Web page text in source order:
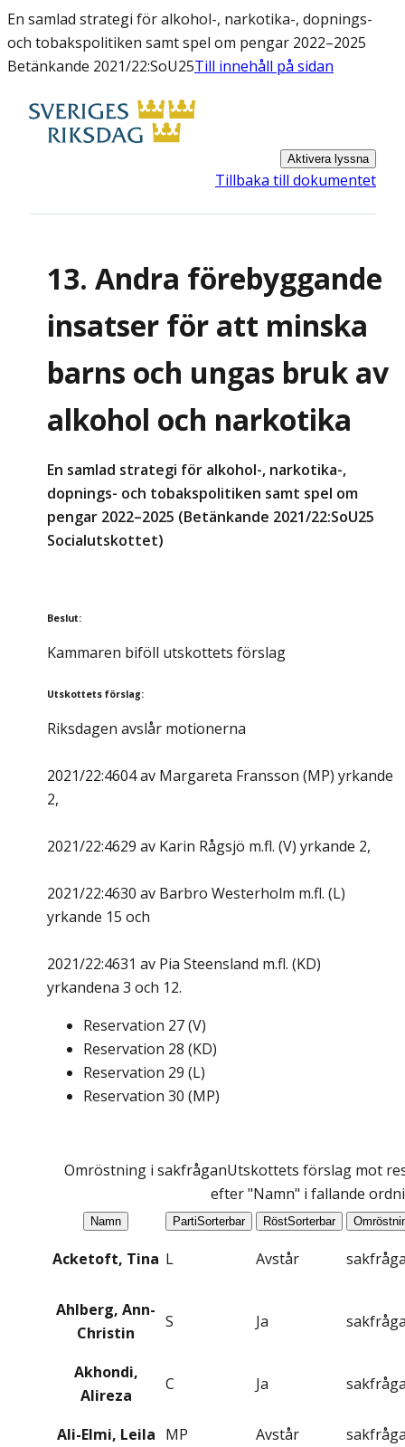
En samlad strategi för alkohol-, narkotika-, dopnings-
och tobakspolitiken samt spel om pengar 2022–2025
Betänkande 2021/22:SoU25Till innehåll på sidan
Aktivera lyssna
Tillbaka till dokumentet
13. Andra förebyggande
insatser för att minska
barns och ungas bruk av
alkohol och narkotika
En samlad strategi för alkohol-, narkotika-,
dopnings- och tobakspolitiken samt spel om
pengar 2022–2025 (Betänkande 2021/22:SoU25
Socialutskottet)
Beslut:
Kammaren biföll utskottets förslag
Utskottets förslag:
Riksdagen avslår motionerna
2021/22:4604 av Margareta Fransson (MP) yrkande
2,
2021/22:4629 av Karin Rågsjö m.fl. (V) yrkande 2,
2021/22:4630 av Barbro Westerholm m.fl. (L)
yrkande 15 och
2021/22:4631 av Pia Steensland m.fl. (KD)
yrkandena 3 och 12.
Reservation 27(V)
Reservation 28 (KD)
Reservation 29 (L)
Reservation 30 (MP)
Omröstning i sakfråganUtskottets förslag mot
efter "Namn" i fallande
Namn PartiSorterbar RöstSorterbar
Acketoft, Tina L Avstår
Ahlberg, Ann-
Christin
S Ja
Akhondi,
Alireza
C Ja
Ali-Elmi, Leila MP Avstår